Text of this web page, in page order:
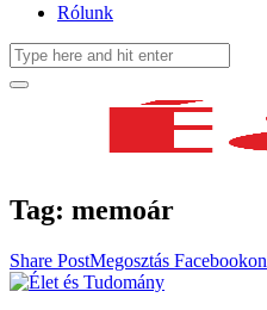
Rólunk
Tag: memoár
Share PostMegosztás Facebookon